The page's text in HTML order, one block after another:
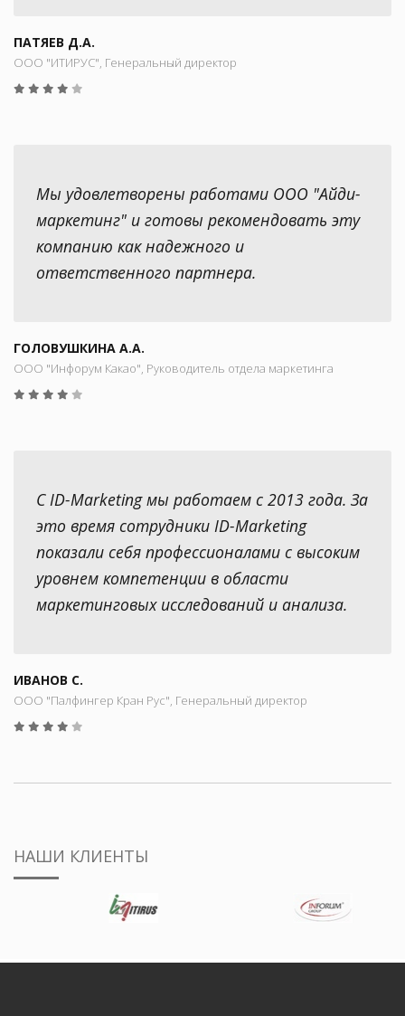
ПАТЯЕВ Д.А.
ООО "ИТИРУС", Генеральный директор
Мы удовлетворены работами ООО "Айди-
маркетинг" и готовы рекомендовать эту
компанию как надежного и
ответственного партнера.
ГОЛОВУШКИНА А.А.
ООО "Инфорум Какао", Руководитель отдела маркетинга
С ID-Marketing мы работаем с 2013 года. За
это время сотрудники ID-Marketing
показали себя профессионалами с высоким
уровнем компетенции в области
маркетинговых исследований и анализа.
ИВАНОВ С.
ООО "Палфингер Кран Рус", Генеральный директор
НАШИ КЛИЕНТЫ